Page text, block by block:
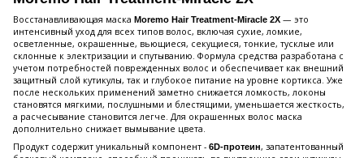
Восстанавливающая маска Moremo Hair Treatment-Miracle 2X — это
интенсивный уход для всех типов волос, включая сухие, ломкие,
осветленные, окрашенные, вьющиеся, секущиеся, тонкие, тусклые или
склонные к электризации и спутыванию. Формула средства разработана с
учетом потребностей поврежденных волос и обеспечивает как внешний
защитный слой кутикулы, так и глубокое питание на уровне кортикса. Уже
после нескольких применений заметно снижается ломкость, локоны
становятся мягкими, послушными и блестящими, уменьшается жесткость,
а расчесывание становится легче. Для окрашенных волос маска
дополнительно снижает вымывание цвета.
Продукт содержит уникальный компонент - 6D-протеин, запатентованный